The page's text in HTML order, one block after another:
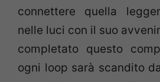
connettere quella
nelle luci con il suo
completato questo
ogni loop sarà scandito